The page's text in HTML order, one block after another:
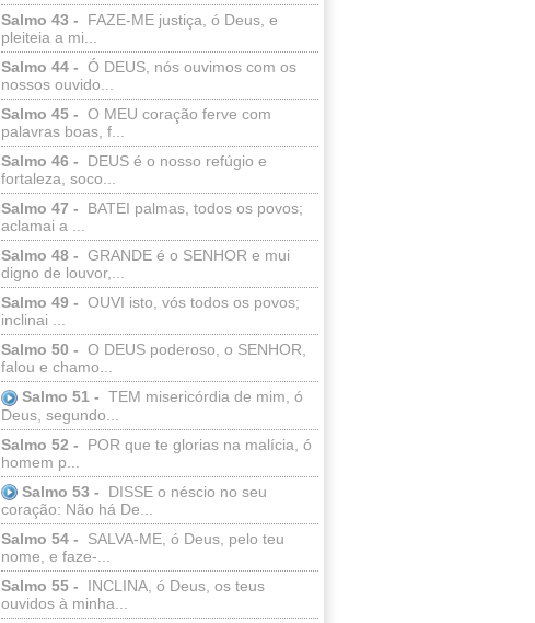
Salmo 43 -
FAZE-ME justiça, ó Deus, e
pleiteia a mi...
Salmo 44 - Ó DEUS, nós ouvimos com os
nossos ouvido...
Salmo 45 - O MEU coração ferve com
palavras boas, f...
Salmo 46 -
DEUS é o nosso refúgio e
fortaleza, soco...
Salmo 47 -
BATEI palmas, todos os povos;
aclamai a ...
Salmo 48 - GRANDE é o SENHOR e mui
digno de louvor,...
Salmo 49 - OUVI isto, vós todos os povos;
inclinai ...
Salmo 50 - O DEUS poderoso, o SENHOR,
falou e chamo...
Salmo 51 - TEM misericórdia de mim, ó
Deus, segundo...
Salmo 52 -
POR que te glorias na malícia, ó
homem p...
Salmo 53 -
DISSE o néscio no seu
coração: Não há De...
Salmo 54 -
SALVA-ME, ó Deus, pelo teu
nome, e faze-...
Salmo 55 -
INCLINA, ó Deus, os teus
ouvidos à minha...